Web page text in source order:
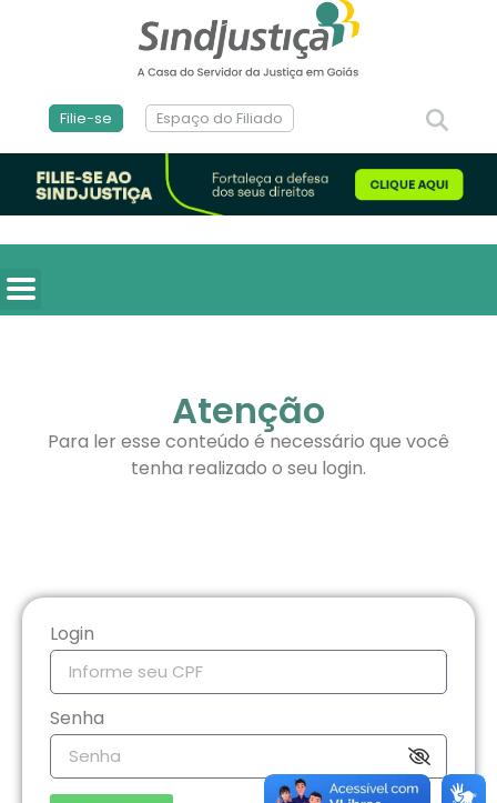
Filie-se Espaço do Filiado
Atenção
Para ler esse conteúdo é necessário que você
tenha realizado o seu login.
Login
Senha